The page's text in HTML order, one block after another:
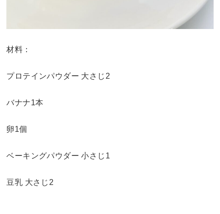
材料：
プロテインパウダー 大さじ2
バナナ1本
卵1個
ベーキングパウダー 小さじ1
豆乳 大さじ2